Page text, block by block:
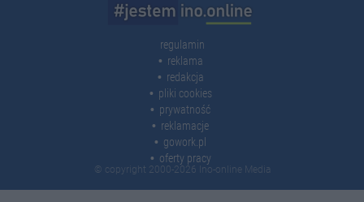
regulamin
reklama
redakcja
pliki cookies
prywatność
reklamacje
gowork.pl
oferty pracy
© copyright 2000-2026 Ino-online Media